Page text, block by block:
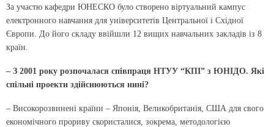
За участю кафедри ЮНЕСКО було створено віртуальний кампус
електронного навчання для університетів Центральної і Східної
Європи. До його складу ввійшли 12 вищих навчальних закладів із 8
країн.
– З 2001 року розпочалася співпраця НТУУ “КПІ” з ЮНІДО. Які
спільні проекти здійснюються нині?
– Високорозвинені країни – Японія, Великобританія, США для свого
економічного прориву скористалися, зокрема, методологією